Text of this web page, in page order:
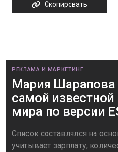
Скопировать
РЕКЛАМА И МАРКЕТИНГ
Мария Шарапова
самой
мира по версии
Список составлялся на
учитывает зарплату,